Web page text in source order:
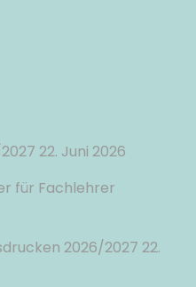
22. Juni 2026
für Fachlehrer
2026/2027 22.